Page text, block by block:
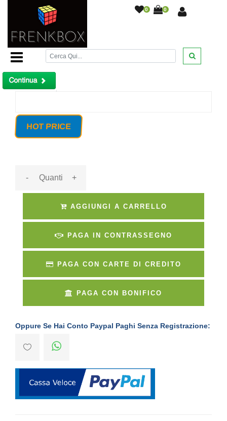
0 0
Home Page /Telecamera Videosorveglianza AHD 72Led
720p HD Ready Lente varifocale 6 - 22 mm
Prodotto non trovato!
HOT PRICE
- +
AGGIUNGI A CARRELLO
PAGA IN CONTRASSEGNO
PAGA CON CARTE DI CREDITO
PAGA CON BONIFICO
Oppure Se Hai Conto Paypal Paghi Senza Registrazione: